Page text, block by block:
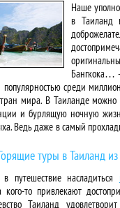
Наше
в Таиланд
Бангкока…
популярностью среди
мира. В Таиланде можно
и бурлящую ночную
Ведь даже в самый
туры в Таиланд
в путешествие насладиться
то привлекают
Таиланд